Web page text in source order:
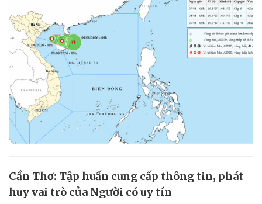
Cần Thơ: Tập huấn cung cấp thông tin, phát
huy vai trò của Người có uy tín